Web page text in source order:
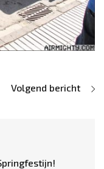
Volgend bericht